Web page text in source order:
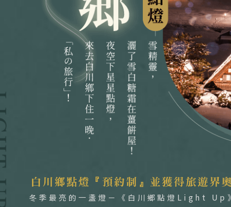
冬季最亮的一盞燈－《白川鄉點燈Light Up